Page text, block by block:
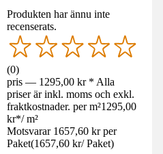
Produkten har ännu inte
recenserats.
(0)
pris — 1295,00 kr * Alla
priser är inkl. moms och exkl.
fraktkostnader. per m²1295,00
kr*/ m²
Motsvarar 1657,60 kr per
Paket(1657,60 kr/ Paket)